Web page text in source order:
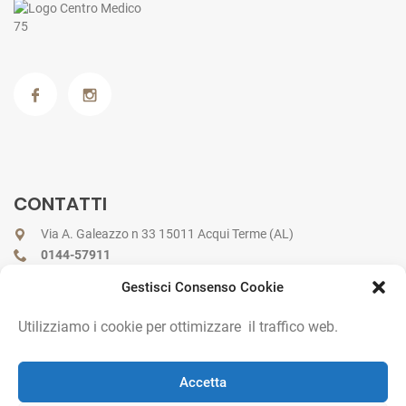
Gestisci Consenso Cookie
Utilizziamo i cookie per ottimizzare il traffico web.
Accetta
CONTATTI
Via A. Galeazzo n 33 15011 Acqui Terme (AL)
0144-57911